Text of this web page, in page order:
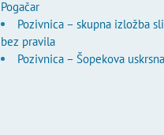
Pogačar
Pozivnica – skupna izložba
bez pravila
Pozivnica – Šopekova